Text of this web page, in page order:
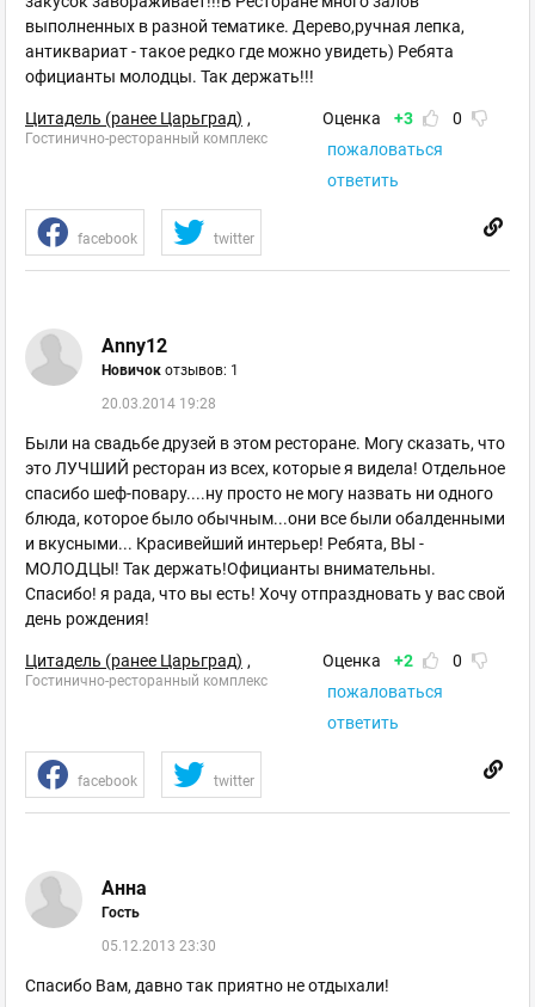
выполненных в разной тематике. Дерево,ручная лепка,
антиквариат - такое редко где можно увидеть) Ребята
официанты молодцы. Так держать!!!
Цитадель (ранее Царьград) ,
Гостинично-ресторанный комплекс
Оценка +3
0
пожаловаться
ответить
facebook twitter
Anny12
Новичок отзывов: 1
20.03.2014 19:28
Были на свадьбе друзей в этом ресторане. Могу сказать, что
это ЛУЧШИЙ ресторан из всех, которые я видела! Отдельное
спасибо шеф-повару....ну просто не могу назвать ни одного
блюда, которое было обычным...они все были обалденными
и вкусными... Красивейший интерьер! Ребята, ВЫ -
МОЛОДЦЫ! Так держать!Официанты внимательны.
Спасибо! я рада, что вы есть! Хочу отпраздновать у вас свой
день рождения!
Цитадель (ранее Царьград) ,
Гостинично-ресторанный комплекс
Оценка +2
0
пожаловаться
ответить
facebook twitter
Анна
Гость
05.12.2013 23:30
Спасибо Вам, давно так приятно не отдыхали!